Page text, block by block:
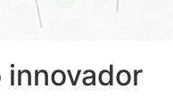
innovador